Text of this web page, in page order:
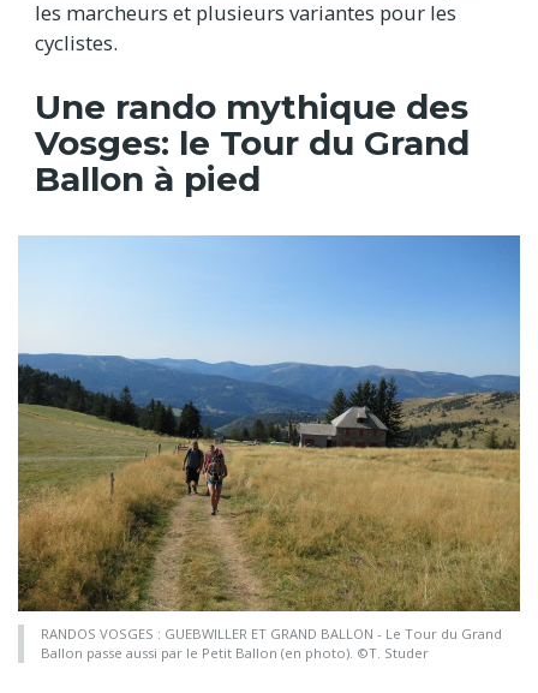
les marcheurs et plusieurs variantes pour les
cyclistes.
Une rando mythique des
Vosges: le Tour du Grand
Ballon à pied
RANDOS VOSGES : GUEBWILLER ET GRAND BALLON - Le Tour du Grand
Ballon passe aussi par le Petit Ballon (en photo). ©T. Studer